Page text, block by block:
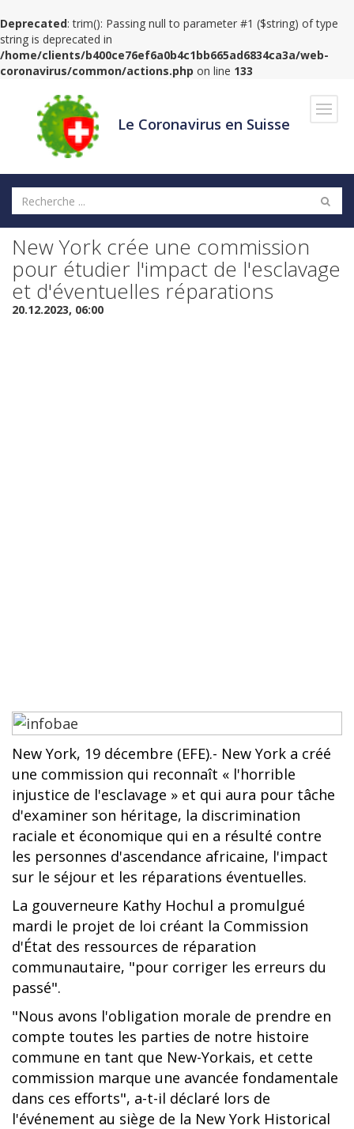
Deprecated: trim(): Passing null to parameter #1 ($string) of type
string is deprecated in
/home/clients/b400ce76ef6a0b4c1bb665ad6834ca3a/web-
coronavirus/common/actions.php on line 133
Le Coronavirus en Suisse
New York crée une commission
pour étudier l'impact de l'esclavage
et d'éventuelles réparations
20.12.2023, 06:00
New York, 19 décembre (EFE).- New York a créé
une commission qui reconnaît « l'horrible
injustice de l'esclavage » et qui aura pour tâche
d'examiner son héritage, la discrimination
raciale et économique qui en a résulté contre
les personnes d'ascendance africaine, l'impact
sur le séjour et les réparations éventuelles.
La gouverneure Kathy Hochul a promulgué
mardi le projet de loi créant la Commission
d'État des ressources de réparation
communautaire, "pour corriger les erreurs du
passé".
"Nous avons l'obligation morale de prendre en
compte toutes les parties de notre histoire
commune en tant que New-Yorkais, et cette
commission marque une avancée fondamentale
dans ces efforts", a-t-il déclaré lors de
l'événement au siège de la New York Historical